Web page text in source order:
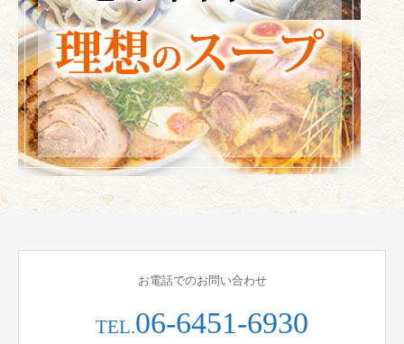
お電話でのお問い合わせ
TEL.06-6451-6930